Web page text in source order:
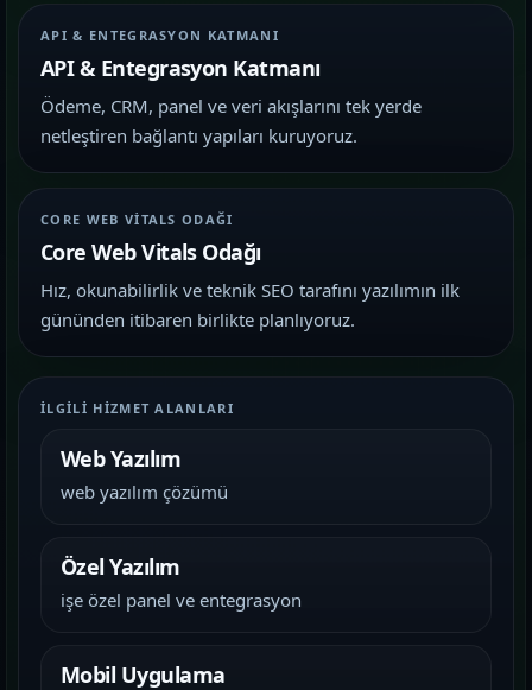
API & ENTEGRASYON KATMANI
API & Entegrasyon Katmanı
Ödeme, CRM, panel ve veri akışlarını tek yerde
netleştiren bağlantı yapıları kuruyoruz.
CORE WEB VITALS ODAĞI
Core Web Vitals Odağı
Hız, okunabilirlik ve teknik SEO tarafını yazılımın ilk
gününden itibaren birlikte planlıyoruz.
İLGILI HIZMET ALANLARI
Web Yazılım
web yazılım çözümü
Özel Yazılım
işe özel panel ve entegrasyon
Mobil Uygulama